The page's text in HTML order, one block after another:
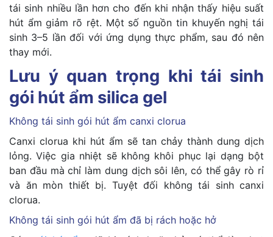
tái sinh nhiều lần hơn cho đến khi nhận thấy hiệu suất
hút ẩm giảm rõ rệt. Một số nguồn tin khuyến nghị tái
sinh 3–5 lần đối với ứng dụng thực phẩm, sau đó nên
thay mới.
Lưu ý quan trọng khi tái sinh
gói hút ẩm silica gel
Không tái sinh gói hút ẩm canxi clorua
Canxi clorua khi hút ẩm sẽ tan chảy thành dung dịch
lỏng. Việc gia nhiệt sẽ không khôi phục lại dạng bột
ban đầu mà chỉ làm dung dịch sôi lên, có thể gây rò rỉ
và ăn mòn thiết bị. Tuyệt đối không tái sinh canxi
clorua.
Không tái sinh gói hút ẩm đã bị rách hoặc hở